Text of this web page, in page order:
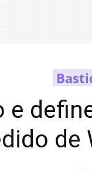
de